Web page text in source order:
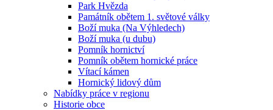
Park Hvězda
Památník obětem 1. světové války
Boží muka (Na Výhledech)
Boží muka (u dubu)
Pomník hornictví
Pomník obětem hornické práce
Vítací kámen
Hornický lidový dům
Nabídky práce v regionu
Historie obce